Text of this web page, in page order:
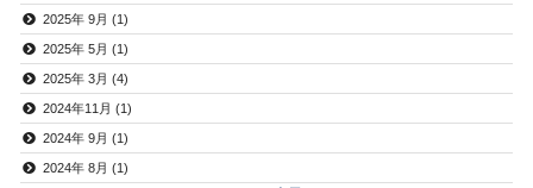
2025年 9月 (1)
2025年 5月 (1)
2025年 3月 (4)
2024年11月 (1)
2024年 9月 (1)
2024年 8月 (1)